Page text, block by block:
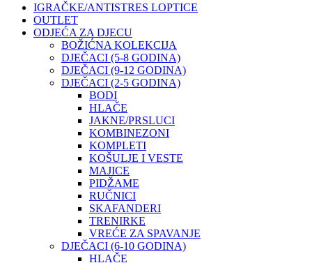
IGRAČKE/ANTISTRES LOPTICE
OUTLET
ODJEĆA ZA DJECU
BOŽIĆNA KOLEKCIJA
DJEČACI (5-8 GODINA)
DJEČACI (9-12 GODINA)
DJEČACI (2-5 GODINA)
BODI
HLAČE
JAKNE/PRSLUCI
KOMBINEZONI
KOMPLETI
KOŠULJE I VESTE
MAJICE
PIDŽAME
RUČNICI
SKAFANDERI
TRENIRKE
VREĆE ZA SPAVANJE
DJEČACI (6-10 GODINA)
HLAČE